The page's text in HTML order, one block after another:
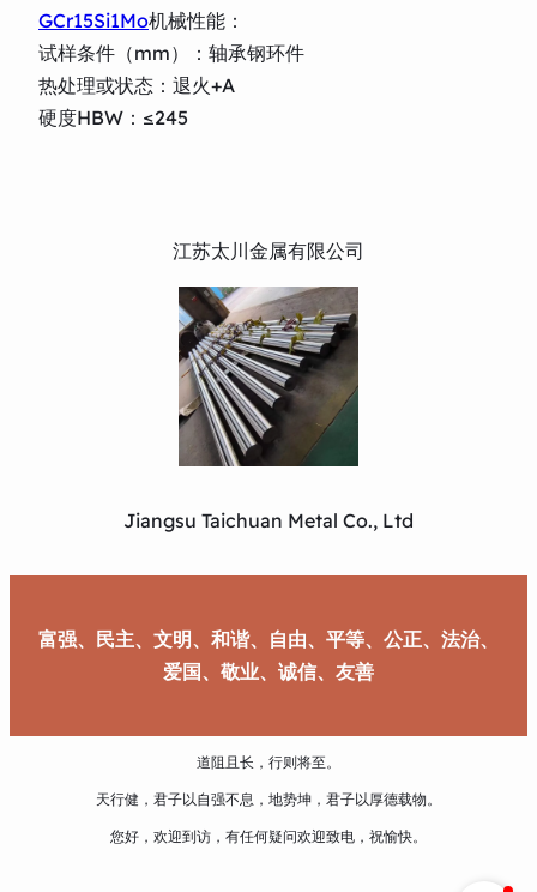
GCr15Si1Mo机械性能：
试样条件（mm）：轴承钢环件
热处理或状态：退火+A
硬度HBW：≤245
江苏太川金属有限公司
Jiangsu Taichuan Metal Co., Ltd
富强、民主、文明、和谐、自由、平等、公正、法治、
爱国、敬业、诚信、友善
道阻且长，行则将至。
天行健，君子以自强不息，地势坤，君子以厚德载物。
您好，欢迎到访，有任何疑问欢迎致电，祝愉快。